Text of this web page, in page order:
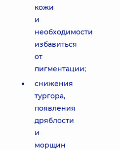
кожи
и
необходимости
избавиться
от
пигментации;
снижения
тургора,
появления
дряблости
и
морщин